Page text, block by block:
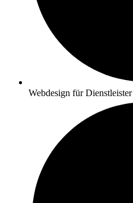
Webdesign für Dienstleister